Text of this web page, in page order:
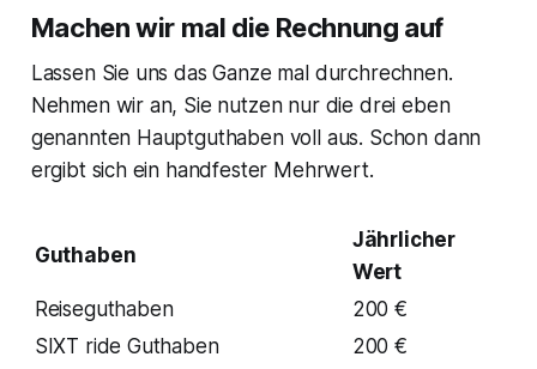
Machen wir mal die Rechnung auf
Lassen Sie uns das Ganze mal durchrechnen.
Nehmen wir an, Sie nutzen nur die drei eben
genannten Hauptguthaben voll aus. Schon dann
ergibt sich ein handfester Mehrwert.
Guthaben
Jährlicher
Wert
Reiseguthaben
200 €
SIXT ride Guthaben
200 €